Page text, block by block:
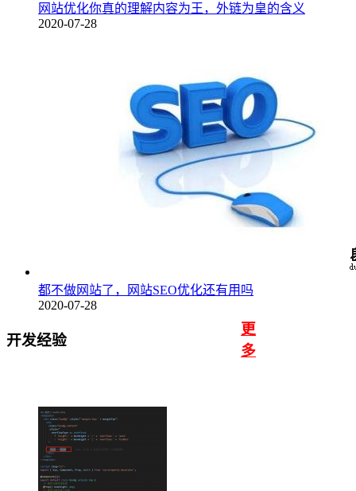
网站优化你真的理解内容为王，外链为皇的含义
2020-07-28
都不做网站了，网站SEO优化还有用吗
2020-07-28
开发经验
更
多